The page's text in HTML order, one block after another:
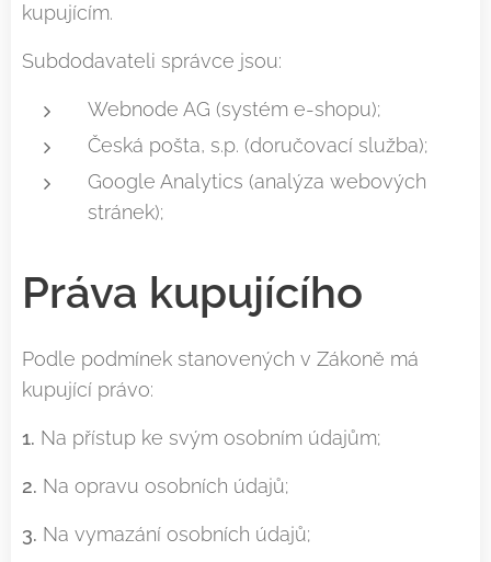
kupujícím.
Subdodavateli správce jsou:
Webnode AG (systém e-shopu);
Česká pošta, s.p. (doručovací služba);
Google Analytics (analýza webových
stránek);
Práva kupujícího
Podle podmínek stanovených v Zákoně má
kupující právo:
1. Na přístup ke svým osobním údajům;
2. Na opravu osobních údajů;
3. Na vymazání osobních údajů;